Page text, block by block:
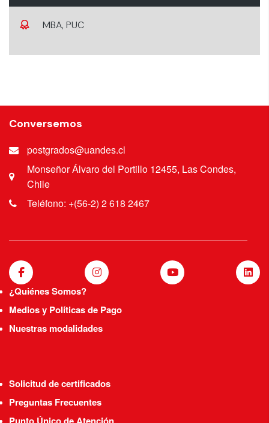
MBA, PUC
Conversemos
postgrados@uandes.cl
Monseñor Álvaro del Portillo 12455, Las Condes,
Chile
Teléfono: +(56-2) 2 618 2467
¿Quiénes Somos?
Medios y Políticas de Pago
Nuestras modalidades
Solicitud de certificados
Preguntas Frecuentes